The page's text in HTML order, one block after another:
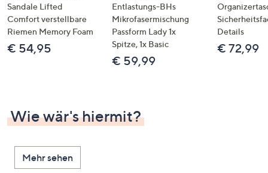
bzw.
rechts,
um
diese
Sandale Lifted
Comfort verstellbare
Riemen Memory Foam
€ 54,95
Entlastungs-BHs
Mikrofasermischung
Passform Lady 1x
Spitze, 1x Basic
€ 59,99
Details
€ 72,99
Wie wär's hiermit?
Mehr sehen